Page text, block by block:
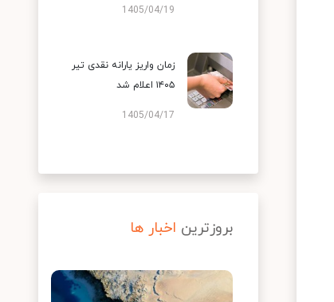
1405/04/19
زمان واریز یارانه نقدی تیر
۱۴۰۵ اعلام شد
1405/04/17
بروزترین اخبار ها